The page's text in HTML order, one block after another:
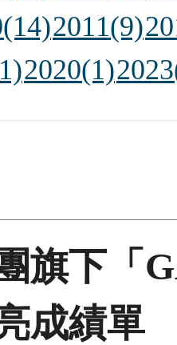
2011(9)
2020(1)
旗下「
成績單